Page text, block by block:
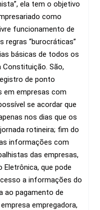
ela tem o objetivo
como
funcionamento de
regras “burocráticas”
básicas de todos os
Constituição. São,
de ponto
em empresas com
se acordar que
nos dias que os
rotineira; fim do
informações com
das empresas,
Eletrônica, que pode
a informações do
ao pagamento de
empregadora,